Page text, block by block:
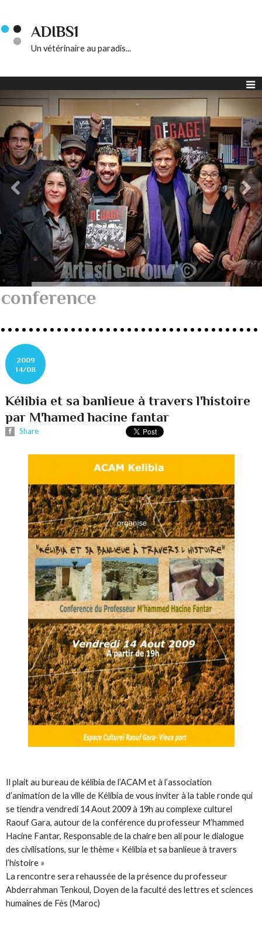
ADIBS1
Un vétérinaire au paradis...
conference
2009
14/08
Kélibia et sa banlieue à travers l'histoire
par M'hamed hacine fantar
Share
Il plait au bureau de kélibia de l’ACAM et à l’association
d’animation de la ville de Kélibia de vous inviter à la table ronde qui
se tiendra vendredi 14 Aout 2009 à 19h au complexe culturel
Raouf Gara, autour de la conférence du professeur M’hammed
Hacine Fantar, Responsable de la chaire ben ali pour le dialogue
des civilisations, sur le thème « Kélibia et sa banlieue à travers
l’histoire »
La rencontre sera rehaussée de la présence du professeur
Abderrahman Tenkoul, Doyen de la faculté des lettres et sciences
humaines de Fès (Maroc)